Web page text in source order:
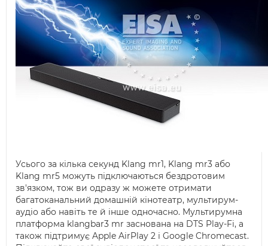
Усього за кілька секунд Klang mr1, Klang mr3 або
Klang mr5 можуть підключаються бездротовим
зв'язком, тож ви одразу ж можете отримати
багатоканальний домашній кінотеатр, мультирум-
аудіо або навіть те й інше одночасно. Мультирумна
платформа klangbar3 mr заснована на DTS Play-Fi, а
також підтримує Apple AirPlay 2 і Google Chromecast.